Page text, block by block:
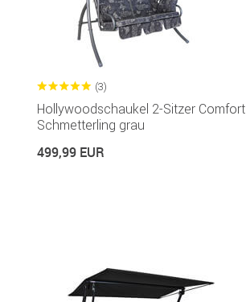
(3)
Hollywoodschaukel 2-Sitzer Comfort
Schmetterling grau
499,99 EUR